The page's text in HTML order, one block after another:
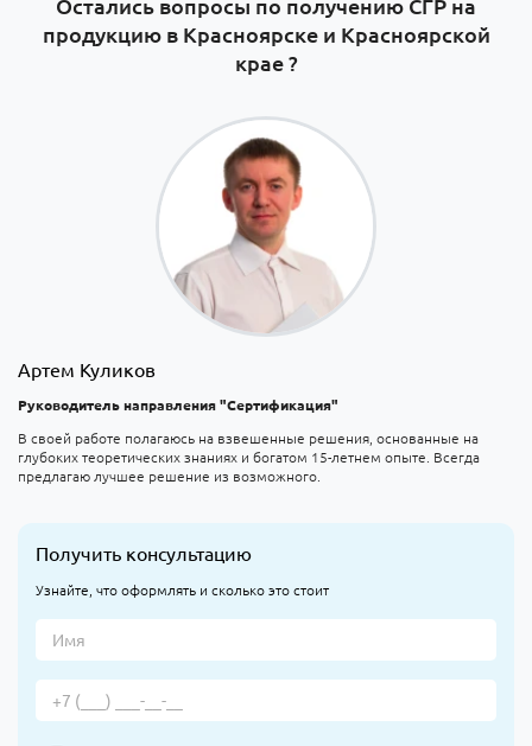
продукцию в Красноярске и Красноярской
крае ?
Артем Куликов
Руководитель направления "Сертификация"
В своей работе полагаюсь на взвешенные решения, основанные на
глубоких теоретических знаниях и богатом 15-летнем опыте. Всегда
предлагаю лучшее решение из возможного.
Получить консультацию
Узнайте, что оформлять и сколько это стоит